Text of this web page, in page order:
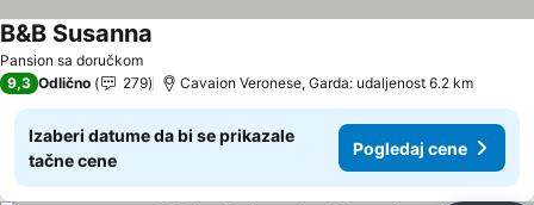
Pansion sa doručkom
B&B Susanna
9,3 Odlično 279 Cavaion Veronese, Garda: udaljenost 6.2 km
Izaberi datume da bi se prikazale
tačne cene
Pogledaj cene